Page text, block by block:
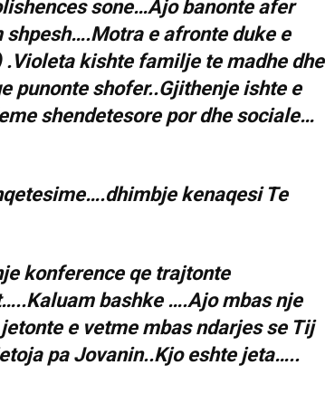
sone…Ajo banonte afer
e afronte duke e
kishte familje te madhe dhe
punonte shofer..Gjithenje ishte e
shendetesore por dhe sociale…
kenaqesi Te
konference qe trajtonte
bashke ….Ajo mbas nje
e vetme mbas ndarjes se Tij
pa Jovanin..Kjo eshte jeta…..